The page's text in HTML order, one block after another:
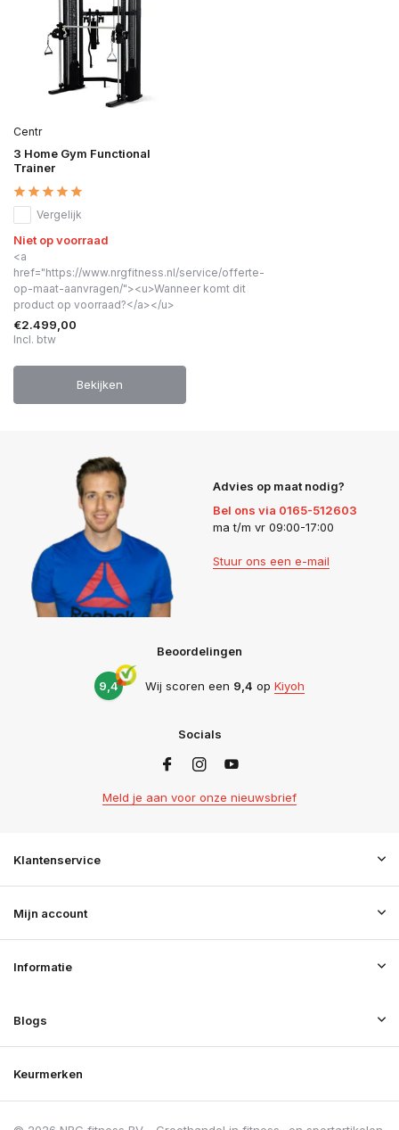
Centr
3 Home Gym Functional
Trainer
Vergelijk
Niet op voorraad
<a
href="https://www.nrgfitness.nl/service/offerte-
op-maat-aanvragen/"><u>Wanneer komt dit
product op voorraad?</a></u>
€2.499,00
Incl. btw
Bekijken
Advies op maat nodig?
Bel ons via 0165-512603
ma t/m vr 09:00-17:00
Stuur ons een e-mail
Beoordelingen
9,4 Wij scoren een 9,4 op Kiyoh
Socials
Meld je aan voor onze nieuwsbrief
Klantenservice
Mijn account
Informatie
Blogs
Keurmerken